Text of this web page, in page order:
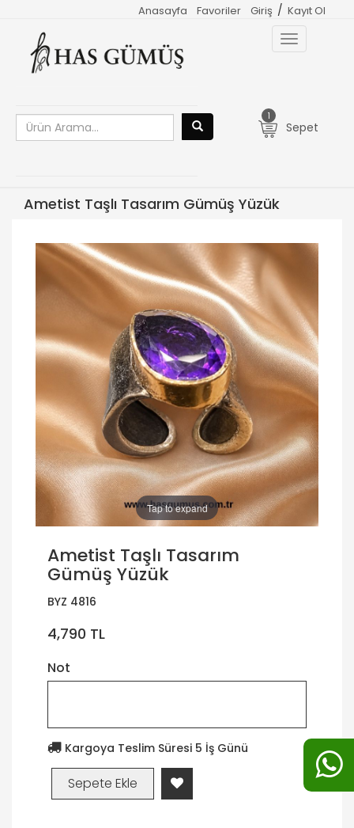
Giriş / Kayıt Ol
Favoriler
Anasayfa
Toggle
navigation
1
Sepet
Ametist Taşlı Tasarım Gümüş Yüzük
Tap to expand
Ametist Taşlı Tasarım
Gümüş Yüzük
BYZ 4816
4,790 TL
Not
Kargoya Teslim Süresi 5 İş Günü